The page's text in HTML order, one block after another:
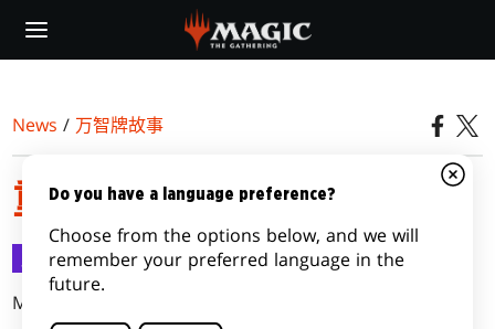
main
News / 万智牌故事
重返多明纳里亚：第二集
万智牌故事
2018-03-22
Martha Wells
Do you have a language preference?
Choose from the options below, and we will
remember your preferred language in the
future.